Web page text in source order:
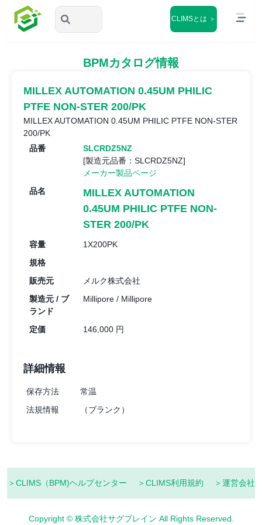
CLIMSとは ＞
BPMカタログ情報
MILLEX AUTOMATION 0.45UM PHILIC
PTFE NON-STER 200/PK
MILLEX AUTOMATION 0.45UM PHILIC PTFE NON-STER
200/PK
品番
SLCRDZ5NZ
[製造元品番：SLCRDZ5NZ]
メーカー製品ページ
品名
MILLEX AUTOMATION
0.45UM PHILIC PTFE NON-
STER 200/PK
容量
1X200PK
規格
販売元
メルク株式会社
製造元 / ブ
ランド
Millipore / Millipore
定価 146,000 円
詳細情報
保存方法
常温
法規情報
（ブランク）
＞CLIMS（BPM)ヘルプセンター ＞CLIMS利用規約 ＞運営会社
Copyright © 株式会社サグブレイン All Rights Reserved.